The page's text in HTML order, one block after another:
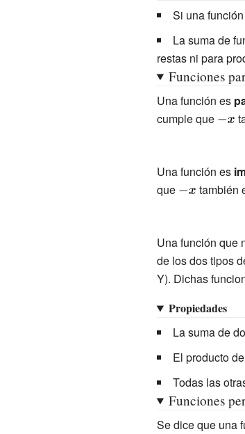
Si una
La suma de
restas ni para
Funciones
Una función es
cumple que
Una función es
que {\displaystyle
también
Una función que
de los dos tipos
Y). Dichas
Propiedades
La suma de
El producto
Todas las
Funciones
Se dice que una